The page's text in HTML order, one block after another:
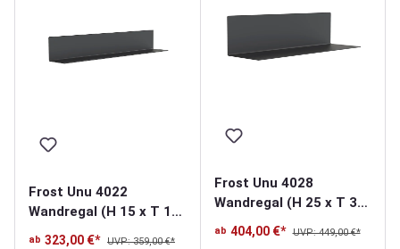
Frost Unu 4022
Wandregal (H 15 x T 15
x L 100cm)
ab 323,00 €* UVP: 359,00 €*
Frost Unu 4028
Wandregal (H 25 x T 30
x L 100cm)
ab 404,00 €* UVP: 449,00 €*